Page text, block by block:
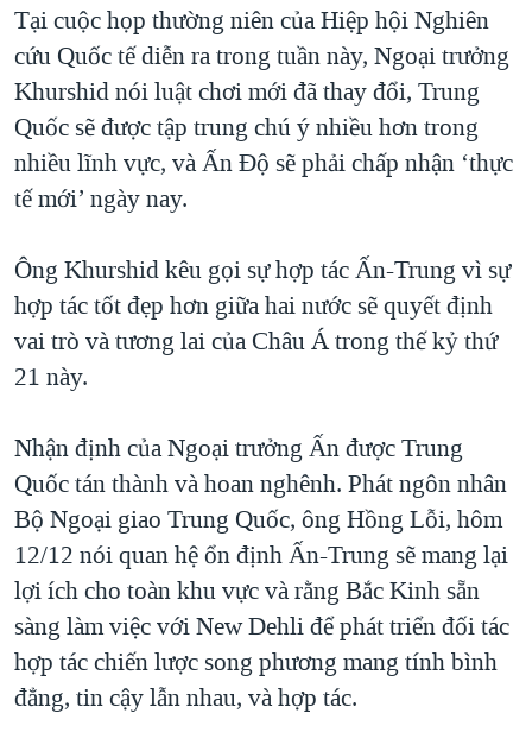
TRỊNH VĨNH BÌNH VS. CHÍNH PHỦ VIỆT NAM
NGƯ DÂN VIỆT VÀ LÀN SÓNG TRỘM HẢI SÂM
BÊN KIA QUỐC LỘ: TIẾNG VỌNG TỪ NÔNG THÔN MỸ
QUAN HỆ VIỆT MỸ
Tại cuộc họp thường niên của Hiệp hội Nghiên
cứu Quốc tế diễn ra trong tuần này, Ngoại trưởng
Khurshid nói luật chơi mới đã thay đổi, Trung
Quốc sẽ được tập trung chú ý nhiều hơn trong
nhiều lĩnh vực, và Ấn Độ sẽ phải chấp nhận ‘thực
tế mới’ ngày nay.
Ông Khurshid kêu gọi sự hợp tác Ấn-Trung vì sự
hợp tác tốt đẹp hơn giữa hai nước sẽ quyết định
vai trò và tương lai của Châu Á trong thế kỷ thứ
21 này.
Nhận định của Ngoại trưởng Ấn được Trung
Quốc tán thành và hoan nghênh. Phát ngôn nhân
Bộ Ngoại giao Trung Quốc, ông Hồng Lỗi, hôm
12/12 nói quan hệ ổn định Ấn-Trung sẽ mang lại
lợi ích cho toàn khu vực và rằng Bắc Kinh sẵn
sàng làm việc với New Dehli để phát triển đối tác
hợp tác chiến lược song phương mang tính bình
đẳng, tin cậy lẫn nhau, và hợp tác.